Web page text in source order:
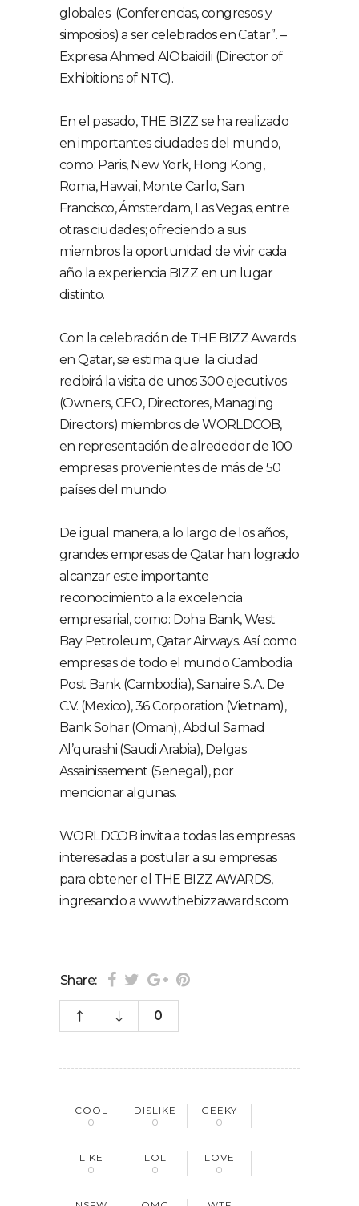
globales (Conferencias, congresos y
simposios) a ser celebrados en Catar”. –
Expresa Ahmed AlObaidili (Director of
Exhibitions of NTC).
En el pasado, THE BIZZ se ha realizado
en importantes ciudades del mundo,
como: Paris, New York, Hong Kong,
Roma, Hawaii, Monte Carlo, San
Francisco, Ámsterdam, Las Vegas, entre
otras ciudades; ofreciendo a sus
miembros la oportunidad de vivir cada
año la experiencia BIZZ en un lugar
distinto.
Con la celebración de THE BIZZ Awards
en Qatar, se estima que la ciudad
recibirá la visita de unos 300 ejecutivos
(Owners, CEO, Directores, Managing
Directors) miembros de WORLDCOB,
en representación de alrededor de 100
empresas provenientes de más de 50
países del mundo.
De igual manera, a lo largo de los años,
grandes empresas de Qatar han logrado
alcanzar este importante
reconocimiento a la excelencia
empresarial, como: Doha Bank, West
Bay Petroleum, Qatar Airways. Así como
empresas de todo el mundo Cambodia
Post Bank (Cambodia), Sanaire S.A. De
C.V. (Mexico), 36 Corporation (Vietnam),
Bank Sohar (Oman), Abdul Samad
Al’qurashi (Saudi Arabia), Delgas
Assainissement (Senegal), por
mencionar algunas.
WORLDCOB invita a todas las empresas
interesadas a postular a su empresas
para obtener el THE BIZZ AWARDS,
ingresando a www.thebizzawards.com
Share:
0
COOL
0
DISLIKE
0
GEEKY
0
LIKE
0
LOL
0
LOVE
0